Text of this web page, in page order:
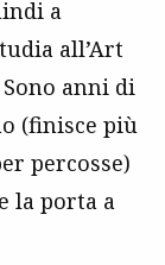
a
all’Art
anni di
(finisce più
percosse)
la porta a